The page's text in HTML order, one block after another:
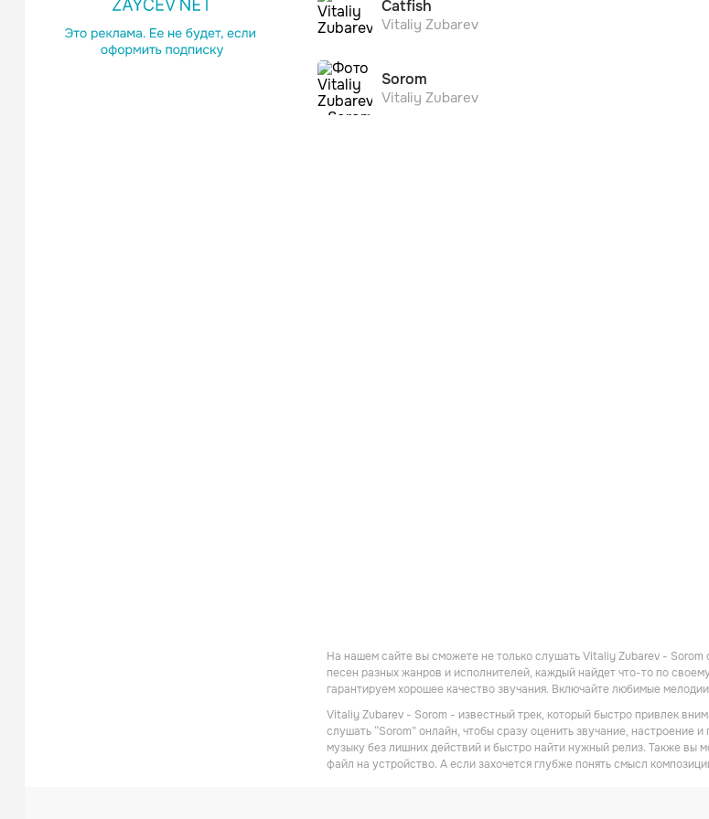
Catfish
Vitaliy Zubarev
Sorom
Vitaliy Zubarev
На нашем сайте вы сможете не только слушать Vitaliy Zubarev -
песен разных жанров и исполнителей, каждый найдет что-то по
гарантируем хорошее качество звучания. Включайте любимые
Vitaliy Zubarev - Sorom - известный трек, который быстро привлек
слушать “Sorom” онлайн, чтобы сразу оценить звучание, настроение
музыку без лишних действий и быстро найти нужный релиз. Также вы
файл на устройство. А если захочется глубже понять смысл